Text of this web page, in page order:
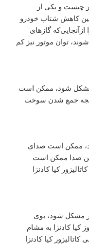
چیست و یکی از
کاهش شتاب خودرو
گازهای
توان موتور نیز کم
مشکل شود، ممکن است
جمع شدن سوخت
ممکن است صدای
صدا ممکن است
کیا کادنزا
مشکل شود، بوی
کیا کادنزا به مشام
کیا کادنزا